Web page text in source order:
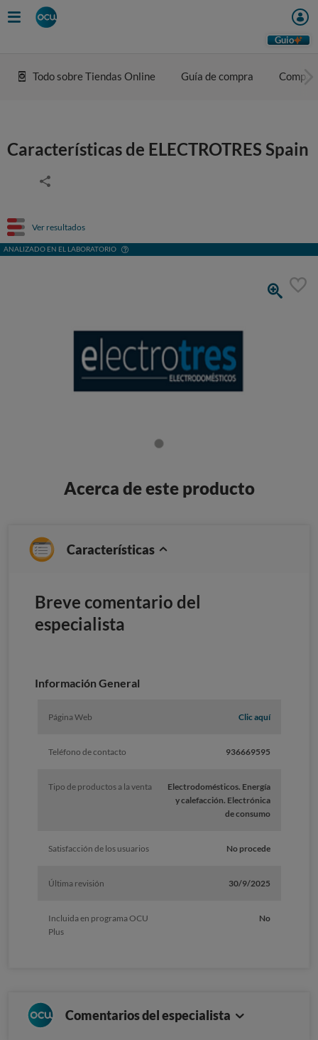
Guio
Todo sobre Tiendas Online Guía de compra
Características de ELECTROTRES Spain
Ver resultados
ANALIZADO EN EL LABORATORIO
Acerca de este producto
Características
Breve comentario del
especialista
Información General
Página Web Clic aquí
Teléfono de contacto 936669595
Tipo de productos a la venta
Electrodomésticos. Energía
y calefacción. Electrónica
de consumo
Satisfacción de los usuarios No procede
Última revisión 30/9/2025
Incluida en programa OCU
Plus
No
Comentarios del especialista